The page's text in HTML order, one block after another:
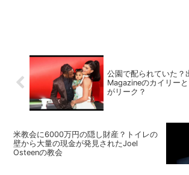
公園で配られていた？
Magazineのカイリー
がリーク？
米教会に6000万円の隠し財産？トイレの
壁から大量の現金が発見されたJoel
Osteenの教会